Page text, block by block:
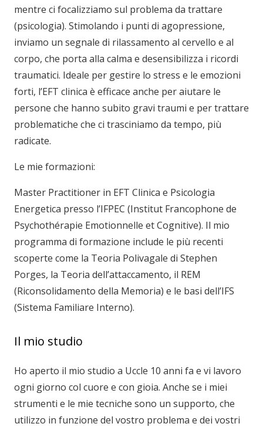
mentre ci focalizziamo sul problema da trattare
(psicologia). Stimolando i punti di agopressione,
inviamo un segnale di rilassamento al cervello e al
corpo, che porta alla calma e desensibilizza i ricordi
traumatici. Ideale per gestire lo stress e le emozioni
forti, l’EFT clinica è efficace anche per aiutare le
persone che hanno subito gravi traumi e per trattare
problematiche che ci trasciniamo da tempo, più
radicate.
Le mie formazioni:
Master Practitioner in EFT Clinica e Psicologia
Energetica presso l’IFPEC (Institut Francophone de
Psychothérapie Emotionnelle et Cognitive). Il mio
programma di formazione include le più recenti
scoperte come la Teoria Polivagale di Stephen
Porges, la Teoria dell’attaccamento, il REM
(Riconsolidamento della Memoria) e le basi dell’IFS
(Sistema Familiare Interno).
Il mio studio
Ho aperto il mio studio a Uccle 10 anni fa e vi lavoro
ogni giorno col cuore e con gioia. Anche se i miei
strumenti e le mie tecniche sono un supporto, che
utilizzo in funzione del vostro problema e dei vostri